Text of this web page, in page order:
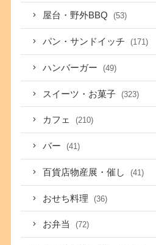
屋台・野外BBQ (53)
パン・サンドイッチ (171)
ハンバーガー (49)
スイーツ・お菓子 (323)
カフェ (210)
バー (41)
百貨店物産展・催し (41)
おせち料理 (36)
お弁当 (72)